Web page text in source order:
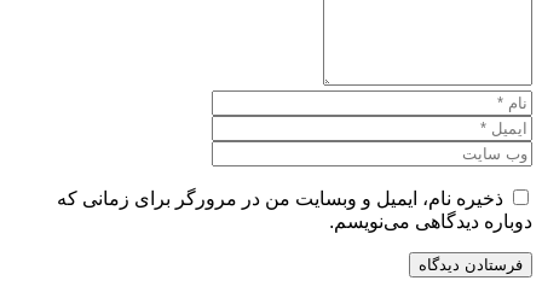
ذخیره نام، ایمیل و وبسایت من در مرورگر برای زمانی که
دوباره دیدگاهی می‌نویسم.